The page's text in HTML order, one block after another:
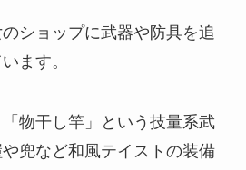
ショップに武器や防具を追
ます。
物干し竿」という技量系武
兜など和風テイストの装備